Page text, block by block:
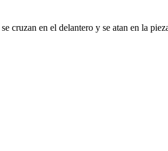
cruzan en el delantero y se atan en la